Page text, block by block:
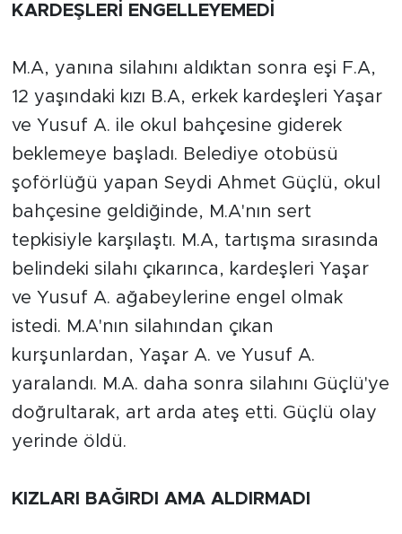
KARDEŞLERİ ENGELLEYEMEDİ
M.A, yanına silahını aldıktan sonra eşi F.A,
12 yaşındaki kızı B.A, erkek kardeşleri Yaşar
ve Yusuf A. ile okul bahçesine giderek
beklemeye başladı. Belediye otobüsü
şoförlüğü yapan Seydi Ahmet Güçlü, okul
bahçesine geldiğinde, M.A'nın sert
tepkisiyle karşılaştı. M.A, tartışma sırasında
belindeki silahı çıkarınca, kardeşleri Yaşar
ve Yusuf A. ağabeylerine engel olmak
istedi. M.A'nın silahından çıkan
kurşunlardan, Yaşar A. ve Yusuf A.
yaralandı. M.A. daha sonra silahını Güçlü'ye
doğrultarak, art arda ateş etti. Güçlü olay
yerinde öldü.
KIZLARI BAĞIRDI AMA ALDIRMADI
Sinema
Asayiş
Siyaset
Adıyaman